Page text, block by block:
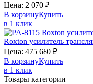
Цена: 2 070 ₽
В корзинуКупить
в 1 клик
Roxton усилитель
Цена: 475 680 ₽
В корзинуКупить
в 1 клик
Товары категории